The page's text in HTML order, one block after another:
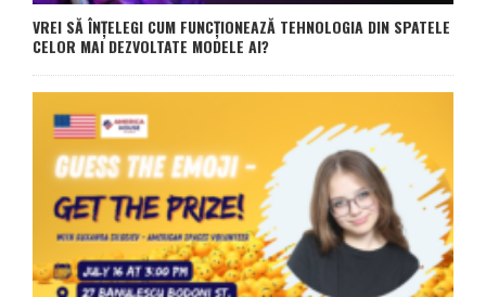
VREI SĂ ÎNȚELEGI CUM FUNCȚIONEAZĂ TEHNOLOGIA DIN SPATELE
CELOR MAI DEZVOLTATE MODELE AI?